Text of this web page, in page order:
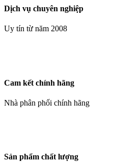
Dịch vụ chuyên nghiệp
Uy tín từ năm 2008
Cam kết chính hãng
Nhà phân phối chính hãng
Sản phẩm chất lượng